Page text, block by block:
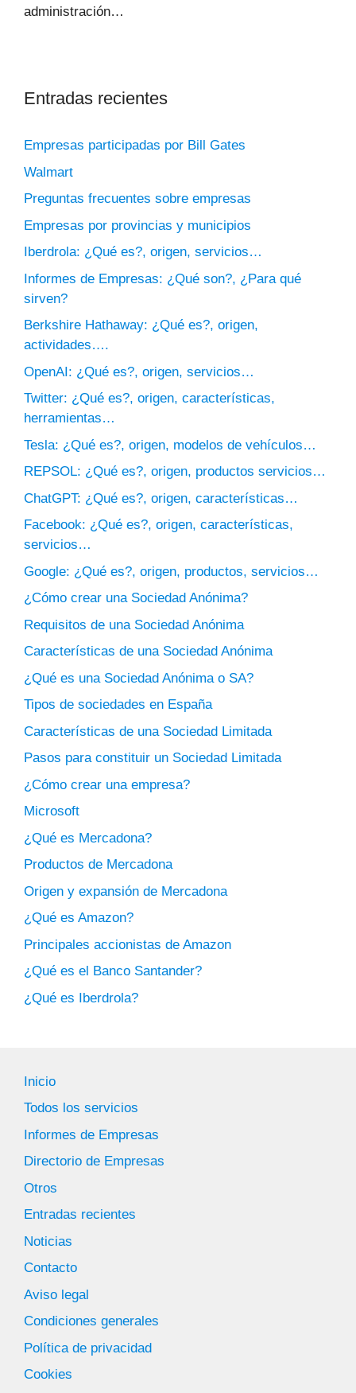
administración…
Entradas recientes
Empresas participadas por Bill Gates
Walmart
Preguntas frecuentes sobre empresas
Empresas por provincias y municipios
Iberdrola: ¿Qué es?, origen, servicios…
Informes de Empresas: ¿Qué son?, ¿Para qué
sirven?
Berkshire Hathaway: ¿Qué es?, origen,
actividades….
OpenAI: ¿Qué es?, origen, servicios…
Twitter: ¿Qué es?, origen, características,
herramientas…
Tesla: ¿Qué es?, origen, modelos de vehículos…
REPSOL: ¿Qué es?, origen, productos servicios…
ChatGPT: ¿Qué es?, origen, características…
Facebook: ¿Qué es?, origen, características,
servicios…
Google: ¿Qué es?, origen, productos, servicios…
¿Cómo crear una Sociedad Anónima?
Requisitos de una Sociedad Anónima
Características de una Sociedad Anónima
¿Qué es una Sociedad Anónima o SA?
Tipos de sociedades en España
Características de una Sociedad Limitada
Pasos para constituir un Sociedad Limitada
¿Cómo crear una empresa?
Microsoft
¿Qué es Mercadona?
Productos de Mercadona
Origen y expansión de Mercadona
¿Qué es Amazon?
Principales accionistas de Amazon
¿Qué es el Banco Santander?
¿Qué es Iberdrola?
Inicio
Todos los servicios
Informes de Empresas
Directorio de Empresas
Otros
Entradas recientes
Noticias
Contacto
Aviso legal
Condiciones generales
Política de privacidad
Cookies